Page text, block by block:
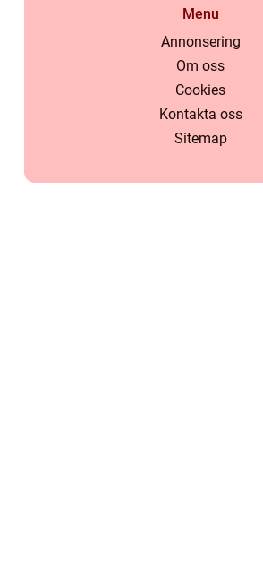
Menu
Annonsering
Om oss
Cookies
Kontakta oss
Sitemap